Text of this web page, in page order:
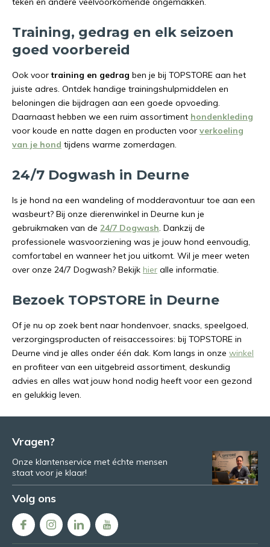
Training, gedrag en elk seizoen
goed voorbereid
Ook voortraining en gedrag ben je bij TOPSTORE aan het
juiste adres. Ontdek handige trainingshulpmiddelen en
beloningen die bijdragen aan een goede opvoeding.
Daarnaast hebben we een ruim assortiment hondenkleding
voor koude en natte dagen en producten voor verkoeling
van je hond tijdens warme zomerdagen.
24/7 Dogwash in Deurne
Is je hond na een wandeling of modderavontuur toe aan een
wasbeurt? Bij onze dierenwinkel in Deurne kun je
gebruikmaken van de 24/7 Dogwash. Dankzij de
professionele wasvoorziening was je jouw hond eenvoudig,
comfortabel en wanneer het jou uitkomt. Wil je meer weten
over onze 24/7 Dogwash? Bekijk hier alle informatie.
Bezoek TOPSTORE in Deurne
Of je nu op zoek bent naar hondenvoer, snacks, speelgoed,
verzorgingsproducten of reisaccessoires: bij TOPSTORE in
Deurne vind je alles onder één dak. Kom langs in onze winkel
en profiteer van een uitgebreid assortiment, deskundig
advies en alles wat jouw hond nodig heeft voor een gezond
en gelukkig leven.
Vragen?
Onze klantenservice met échte mensen
staat voor je klaar!
Volg ons